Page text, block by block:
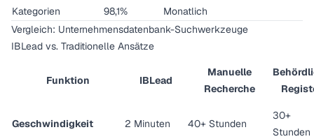
Kategorien
98,1%
Monatlich
Vergleich: Unternehmensdatenbank-Suchwerkzeuge
IBLead vs. Traditionelle Ansätze
Funktion IBLead
Manuelle
Recherche
Geschwindigkeit 2 Minuten 40+ Stunden
30+
Stunden